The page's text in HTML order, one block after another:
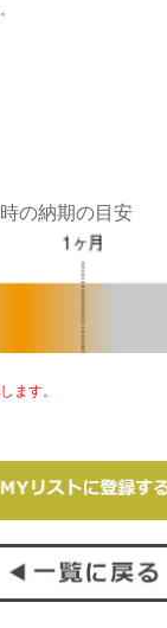
の納期の目安
ます。